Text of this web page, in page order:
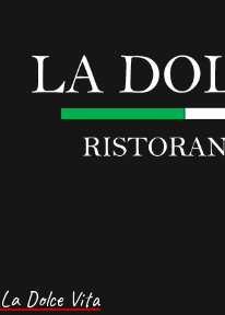
La Dolce Vita